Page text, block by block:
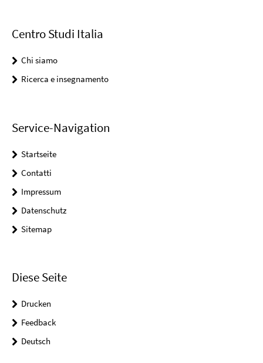
Centro Studi Italia
Chi siamo
Ricerca e insegnamento
Service-Navigation
Startseite
Contatti
Impressum
Datenschutz
Sitemap
Diese Seite
Drucken
Feedback
Deutsch